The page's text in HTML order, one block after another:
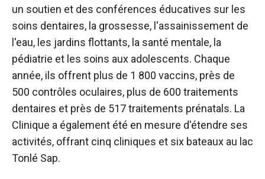
un soutien et des conférences éducatives sur les
soins dentaires, la grossesse, l'assainissement de
l'eau, les jardins flottants, la santé mentale, la
pédiatrie et les soins aux adolescents. Chaque
année, ils offrent plus de 1 800 vaccins, près de
500 contrôles oculaires, plus de 600 traitements
dentaires et près de 517 traitements prénatals. La
Clinique a également été en mesure d'étendre ses
activités, offrant cinq cliniques et six bateaux au lac
Tonlé Sap.